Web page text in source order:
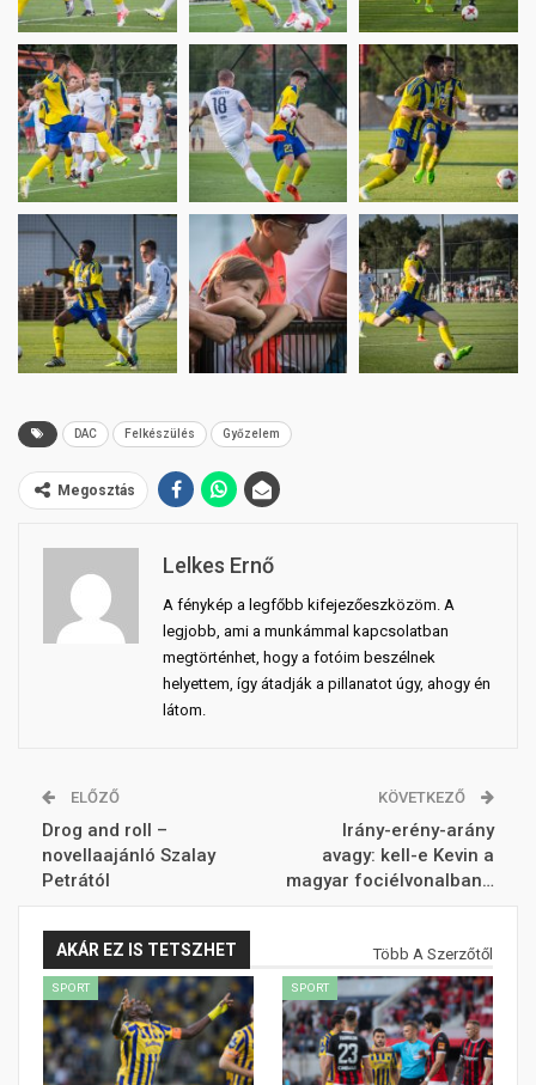
DAC Felkészülés Győzelem
Megosztás
Lelkes Ernő
A fénykép a legfőbb kifejezőeszközöm. A
legjobb, ami a munkámmal kapcsolatban
megtörténhet, hogy a fotóim beszélnek
helyettem, így átadják a pillanatot úgy, ahogy én
látom.
ELŐZŐ
Drog and roll –
novellaajánló Szalay
Petrától
KÖVETKEZŐ
Irány-erény-arány
avagy: kell-e Kevin a
magyar fociélvonalban…
AKÁR EZ IS TETSZHET Több A Szerzőtől
SPORT SPORT